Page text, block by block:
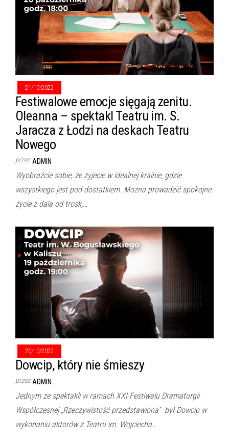
21/10/2022
Festiwalowe emocje sięgają zenitu.
Oleanna – spektakl Teatru im. S.
Jaracza z Łodzi na deskach Teatru
Nowego
przez ADMIN
Wyobraźcie sobie, że żyjecie w idealnej krainie, gdzie
wszystkiego jest pod dostatkiem. Można prowadzić spokojne
życie z dala od trosk,…
20/10/2022
Dowcip, który nie śmieszy
przez ADMIN
Jednym ze spektakli w ramach XXI Festiwalu Dramaturgii
Współczesnej „Rzeczywistość przedstawiona” był Dowcip w
wykonaniu aktorów z Teatru im. Wojciecha…